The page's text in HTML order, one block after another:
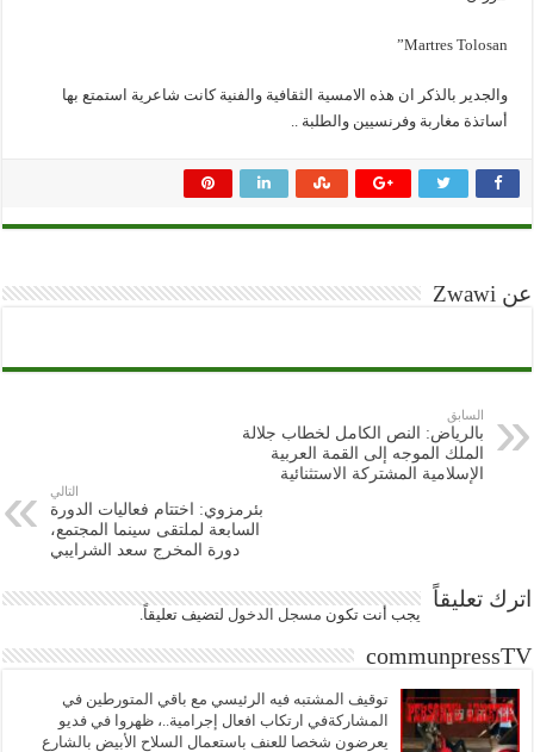
Martres Tolosan”
والجدير بالذكر ان هذه الامسية الثقافية والفنية كانت شاعرية استمتع بها
أساتذة مغاربة وفرنسيين والطلبة ..
عن Zwawi
السابق
بالرياض: النص الكامل لخطاب جلالة
الملك الموجه إلى القمة العربية
الإسلامية المشتركة الاستثنائية
التالي
بئرمزوي: اختتام فعاليات الدورة
السابعة لملتقى سينما المجتمع،
دورة المخرج سعد الشرايبي
اترك تعليقاً
يجب أنت تكون مسجل الدخول لتضيف تعليقاً.
communpressTV
توقيف المشتبه فيه الرئيسي مع باقي المتورطين في
المشاركةفي ارتكاب افعال إجرامية..، ظهروا في فديو
يعرضون شخصا للعنف باستعمال السلاح الأبيض بالشارع